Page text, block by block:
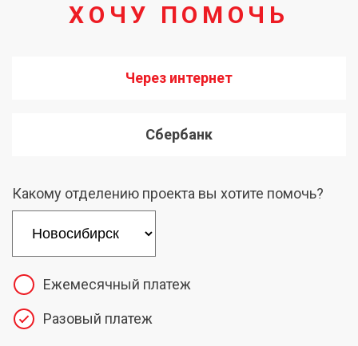
ХОЧУ ПОМОЧЬ
Через интернет
Какому отделению проекта вы хотите помочь?
Ежемесячный платеж
Разовый платеж
Сбербанк